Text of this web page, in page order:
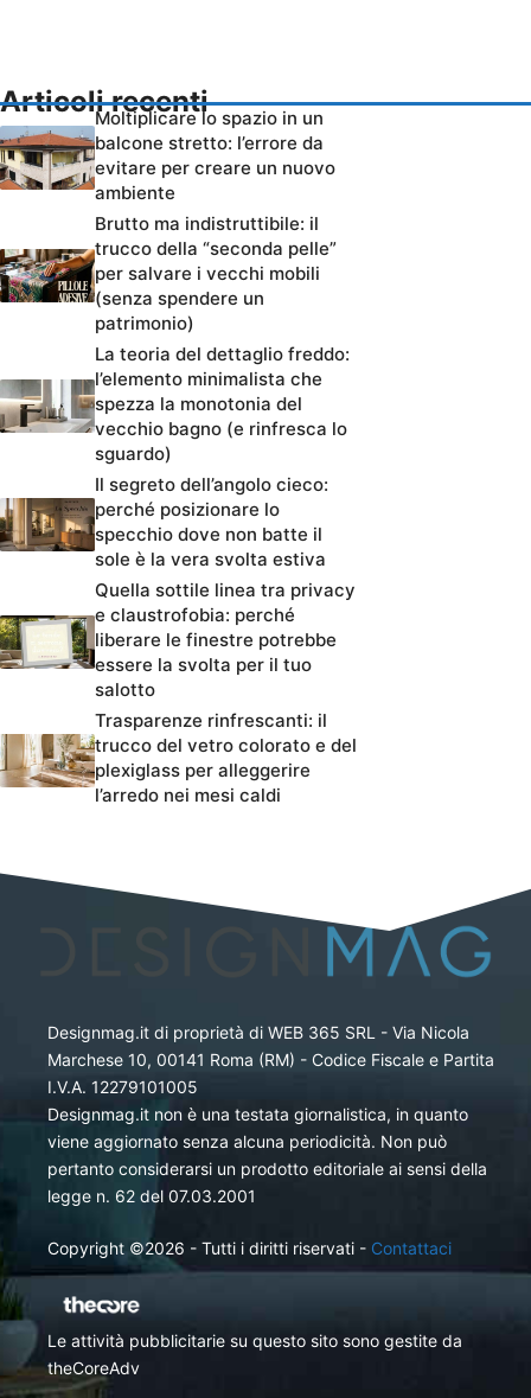
Articoli recenti
Moltiplicare lo spazio in un
balcone stretto: l’errore da
evitare per creare un nuovo
ambiente
Brutto ma indistruttibile: il
trucco della “seconda pelle”
per salvare i vecchi mobili
(senza spendere un
patrimonio)
La teoria del dettaglio freddo:
l’elemento minimalista che
spezza la monotonia del
vecchio bagno (e rinfresca lo
sguardo)
Il segreto dell’angolo cieco:
perché posizionare lo
specchio dove non batte il
sole è la vera svolta estiva
Quella sottile linea tra privacy
e claustrofobia: perché
liberare le finestre potrebbe
essere la svolta per il tuo
salotto
Trasparenze rinfrescanti: il
trucco del vetro colorato e del
plexiglass per alleggerire
l’arredo nei mesi caldi
Designmag.it di proprietà di WEB 365 SRL - Via Nicola
Marchese 10, 00141 Roma (RM) - Codice Fiscale e Partita
I.V.A. 12279101005
Designmag.it non è una testata giornalistica, in quanto
viene aggiornato senza alcuna periodicità. Non può
pertanto considerarsi un prodotto editoriale ai sensi della
legge n. 62 del 07.03.2001
Copyright ©2026 - Tutti i diritti riservati - Contattaci
Le attività pubblicitarie su questo sito sono gestite da
theCoreAdv